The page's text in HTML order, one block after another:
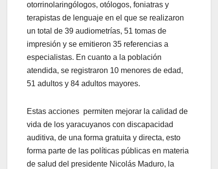
otorrinolaringólogos, otólogos, foniatras y
terapistas de lenguaje en el que se realizaron
un total de 39 audiometrías, 51 tomas de
impresión y se emitieron 35 referencias a
especialistas. En cuanto a la población
atendida, se registraron 10 menores de edad,
51 adultos y 84 adultos mayores.
Estas acciones permiten mejorar la calidad de
vida de los yaracuyanos con discapacidad
auditiva, de una forma gratuita y directa, esto
forma parte de las políticas públicas en materia
de salud del presidente Nicolás Maduro, la